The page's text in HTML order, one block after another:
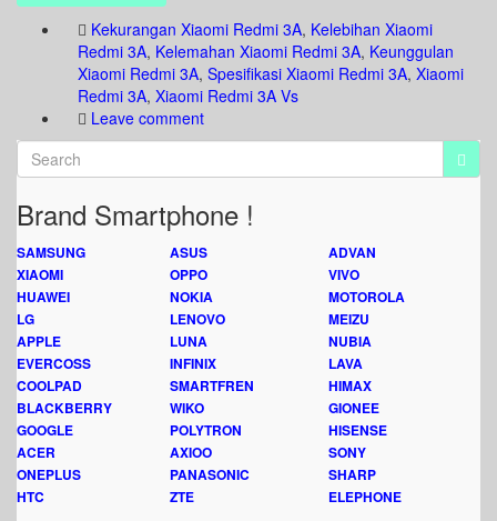
Kekurangan Xiaomi Redmi 3A, Kelebihan Xiaomi
Redmi 3A, Kelemahan Xiaomi Redmi 3A, Keunggulan
Xiaomi Redmi 3A, Spesifikasi Xiaomi Redmi 3A, Xiaomi
Redmi 3A, Xiaomi Redmi 3A Vs
Leave comment
Brand Smartphone !
SAMSUNG ASUS
ADVAN
XIAOMI
OPPO
VIVO
HUAWEI
NOKIA
MOTOROLA
LG
LENOVO
MEIZU
APPLE
LUNA
NUBIA
EVERCOSS
INFINIX
LAVA
COOLPAD
SMARTFREN
HIMAX
BLACKBERRY
WIKO
GIONEE
GOOGLE
POLYTRON
HISENSE
ACER
AXIOO
SONY
ONEPLUS
PANASONIC
SHARP
HTC
ZTE ELEPHONE